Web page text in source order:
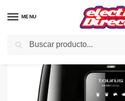
MENU
Inicio PAE / Freidoras eléctricas